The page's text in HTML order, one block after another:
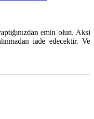
emin olun. Aksi
iade edecektir. Ve